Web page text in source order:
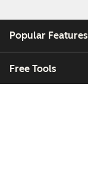
Popular Features
Free Tools